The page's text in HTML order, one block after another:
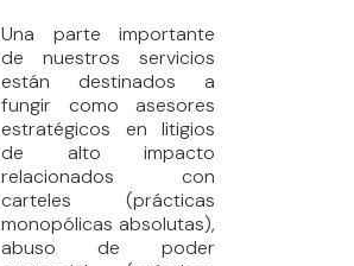
Una parte importante
de nuestros servicios
están destinados a
fungir como asesores
estratégicos en litigios
de alto impacto
relacionados con
carteles (prácticas
monopólicas absolutas),
abuso de poder